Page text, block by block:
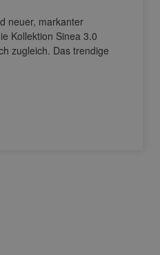
neuer, markanter
Kollektion Sinea 3.0
zugleich. Das trendige